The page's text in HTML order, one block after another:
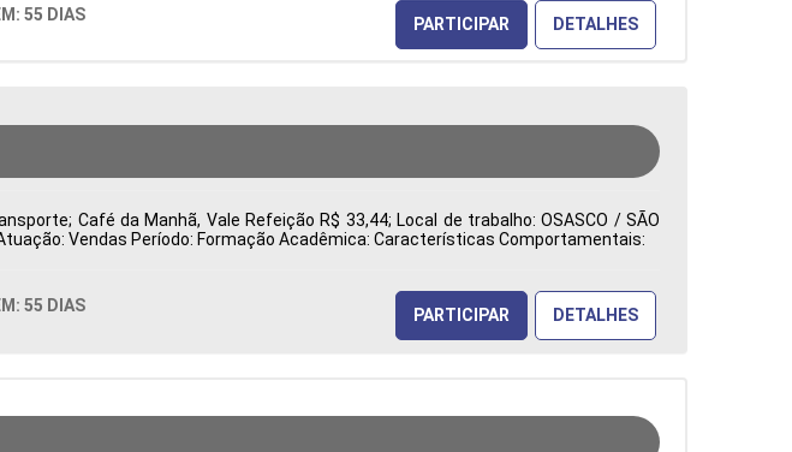
55 DIAS PARTICIPAR DETALHES
Café da Manhã, Vale Refeição R$ 33,44; Local de trabalho: OSASCO / SÃO
Vendas Período: Formação Acadêmica: Características Comportamentais:
55 DIAS PARTICIPAR DETALHES